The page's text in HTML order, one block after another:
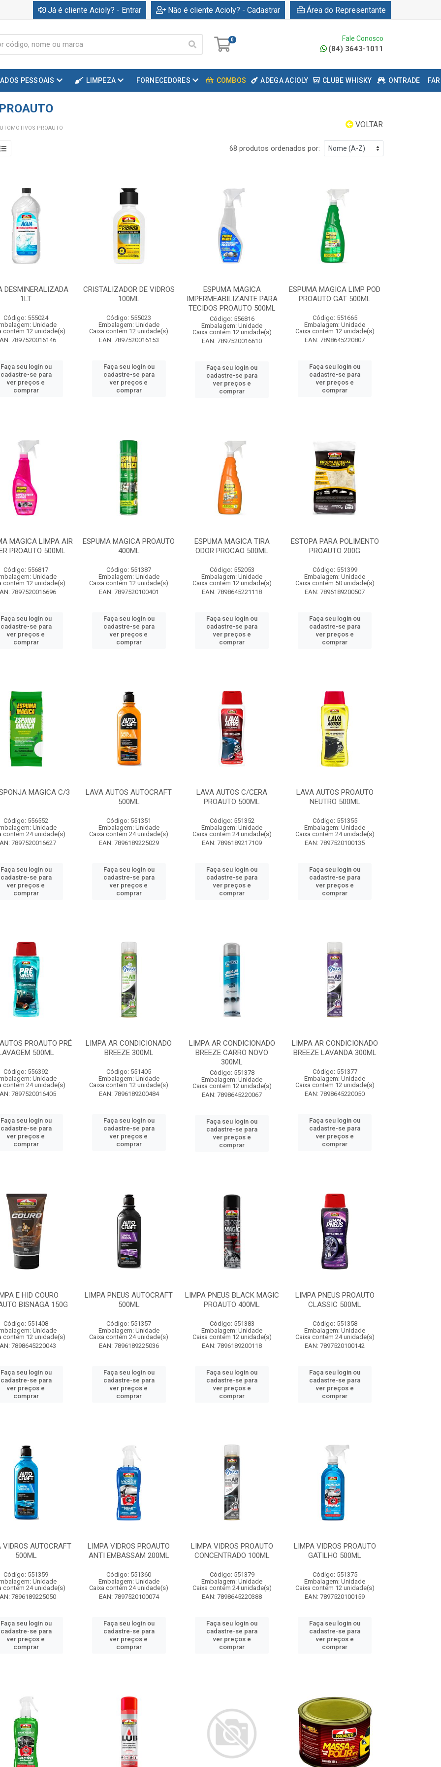
Já é cliente Acioly? - Entrar Não é cliente Acioly? - Cadastrar Área do Representante
0 Fale Conosco
(84) 3643-1011
PESSOAIS LIMPEZA FORNECEDORES COMBOS ADEGA ACIOLY CLUBE WHISKY ONTRADE
VOLTAR
PROAUTO
68 produtos ordenados por:
DESMINERALIZADA
1LT
Código: 555024
Unidade
contém 12 unidade(s)
7897520016146
Faça seu login ou
cadastre-se para
ver preços e
comprar
CRISTALIZADOR DE VIDROS
100ML
Código: 555023
Embalagem: Unidade
Caixa contém 12 unidade(s)
EAN: 7897520016153
Faça seu login ou
cadastre-se para
ver preços e
comprar
ESPUMA MAGICA
IMPERMEABILIZANTE PARA
TECIDOS PROAUTO 500ML
Código: 556816
Embalagem: Unidade
Caixa contém 12 unidade(s)
EAN: 7897520016610
Faça seu login ou
cadastre-se para
ver preços e
comprar
ESPUMA MAGICA LIMP POD
PROAUTO GAT 500ML
Código: 551665
Embalagem: Unidade
Caixa contém 12 unidade(s)
EAN: 7898645220807
Faça seu login ou
cadastre-se para
ver preços e
comprar
MAGICA LIMPA AIR
PROAUTO 500ML
Código: 556817
Unidade
contém 12 unidade(s)
7897520016696
Faça seu login ou
cadastre-se para
ver preços e
comprar
ESPUMA MAGICA PROAUTO
400ML
Código: 551387
Embalagem: Unidade
Caixa contém 12 unidade(s)
EAN: 7897520100401
Faça seu login ou
cadastre-se para
ver preços e
comprar
ESPUMA MAGICA TIRA
ODOR PROCAO 500ML
Código: 552053
Embalagem: Unidade
Caixa contém 12 unidade(s)
EAN: 7898645221118
Faça seu login ou
cadastre-se para
ver preços e
comprar
ESTOPA PARA POLIMENTO
PROAUTO 200G
Código: 551399
Embalagem: Unidade
Caixa contém 50 unidade(s)
EAN: 7896189200507
Faça seu login ou
cadastre-se para
ver preços e
comprar
MAGICA C/3
Código: 556552
Unidade
contém 24 unidade(s)
7897520016627
Faça seu login ou
cadastre-se para
ver preços e
comprar
LAVA AUTOS AUTOCRAFT
500ML
Código: 551351
Embalagem: Unidade
Caixa contém 24 unidade(s)
EAN: 7896189225029
Faça seu login ou
cadastre-se para
ver preços e
comprar
LAVA AUTOS C/CERA
PROAUTO 500ML
Código: 551352
Embalagem: Unidade
Caixa contém 24 unidade(s)
EAN: 7896189217109
Faça seu login ou
cadastre-se para
ver preços e
comprar
LAVA AUTOS PROAUTO
NEUTRO 500ML
Código: 551355
Embalagem: Unidade
Caixa contém 24 unidade(s)
EAN: 7897520100135
Faça seu login ou
cadastre-se para
ver preços e
comprar
PROAUTO PRÉ
500ML
Código: 556392
Unidade
contém 24 unidade(s)
7897520016405
Faça seu login ou
cadastre-se para
ver preços e
comprar
LIMPA AR CONDICIONADO
BREEZE 300ML
Código: 551405
Embalagem: Unidade
Caixa contém 12 unidade(s)
EAN: 7896189200484
Faça seu login ou
cadastre-se para
ver preços e
comprar
LIMPA AR CONDICIONADO
BREEZE CARRO NOVO
300ML
Código: 551378
Embalagem: Unidade
Caixa contém 12 unidade(s)
EAN: 7898645220067
Faça seu login ou
cadastre-se para
ver preços e
comprar
LIMPA AR CONDICIONADO
BREEZE LAVANDA 300ML
Código: 551377
Embalagem: Unidade
Caixa contém 12 unidade(s)
EAN: 7898645220050
Faça seu login ou
cadastre-se para
ver preços e
comprar
E HID COURO
BISNAGA 150G
Código: 551408
Unidade
contém 12 unidade(s)
7898645220043
Faça seu login ou
cadastre-se para
ver preços e
comprar
LIMPA PNEUS AUTOCRAFT
500ML
Código: 551357
Embalagem: Unidade
Caixa contém 24 unidade(s)
EAN: 7896189225036
Faça seu login ou
cadastre-se para
ver preços e
comprar
LIMPA PNEUS BLACK MAGIC
PROAUTO 400ML
Código: 551383
Embalagem: Unidade
Caixa contém 12 unidade(s)
EAN: 7896189200118
Faça seu login ou
cadastre-se para
ver preços e
comprar
LIMPA PNEUS PROAUTO
CLASSIC 500ML
Código: 551358
Embalagem: Unidade
Caixa contém 24 unidade(s)
EAN: 7897520100142
Faça seu login ou
cadastre-se para
ver preços e
comprar
VIDROS AUTOCRAFT
500ML
Código: 551359
Unidade
contém 24 unidade(s)
7896189225050
Faça seu login ou
cadastre-se para
ver preços e
comprar
LIMPA VIDROS PROAUTO
ANTI EMBASSAM 200ML
Código: 551360
Embalagem: Unidade
Caixa contém 24 unidade(s)
EAN: 7897520100074
Faça seu login ou
cadastre-se para
ver preços e
comprar
LIMPA VIDROS PROAUTO
CONCENTRADO 100ML
Código: 551379
Embalagem: Unidade
Caixa contém 24 unidade(s)
EAN: 7898645220388
Faça seu login ou
cadastre-se para
ver preços e
comprar
LIMPA VIDROS PROAUTO
GATILHO 500ML
Código: 551375
Embalagem: Unidade
Caixa contém 12 unidade(s)
EAN: 7897520100159
Faça seu login ou
cadastre-se para
ver preços e
comprar